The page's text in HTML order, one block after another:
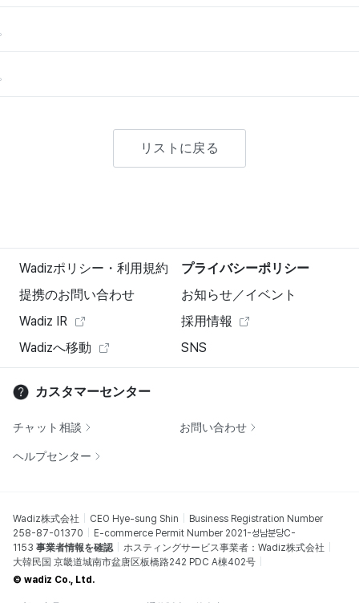
リストに戻る
Wadizポリシー・利用規約
プライバシーポリシー
提携のお問い合わせ
お知らせ／イベント
Wadiz IR
採用情報
Wadizへ移動
SNS
カスタマーセンター
チャット相談 お問い合わせ
ヘルプセンター
Wadiz株式会社 CEO Hye-sung Shin
Business Registration Number
258-87-01370
E-commerce Permit Number 2021-성남분당C-
1153 事業者情報を確認
ホスティングサービス事業者：Wadiz株式会社
大韓民国 京畿道城南市盆唐区板橋路242 PDC A棟402号
© wadiz Co., Ltd.